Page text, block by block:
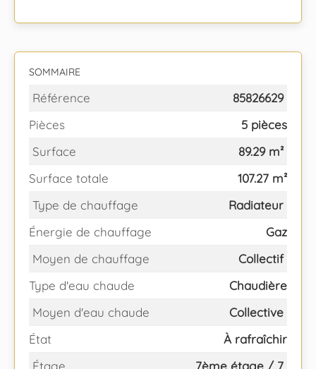
SOMMAIRE
Référence
85826629
Pièces
5 pièces
Surface
89.29 m²
Surface totale
107.27 m²
Type de chauffage
Radiateur
Énergie de chauffage
Gaz
Moyen de chauffage
Collectif
Type d'eau chaude
Chaudière
Moyen d'eau chaude
Collective
État
À rafraîchir
Étage
7ème étage / 7